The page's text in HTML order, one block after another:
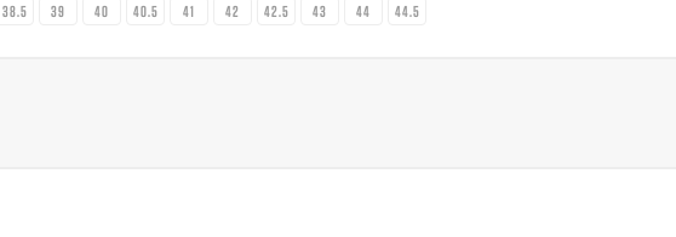
38.5 39 40 40.5 41 42 42.5 43 44 44.5